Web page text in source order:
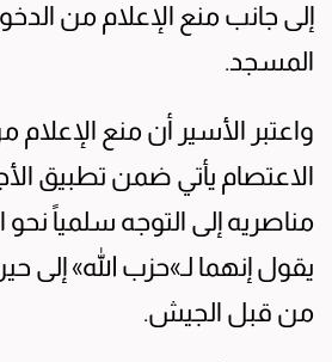
إلى جانب منع الإعلام من
المسجد.
واعتبر الأسير أن منع
الاعتصام يأتي ضمن تطبيق
مناصريه إلى التوجه سلمياً نحو
يقول إنهما لـ»حزب الله» إلى
من قبل الجيش.